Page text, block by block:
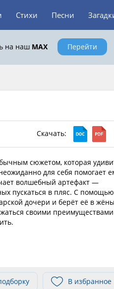
Стихи Песни
на наш MAX Перейти
Скачать:
сюжетом, которая
для себя помогает
волшебный артефакт —
пускаться в пляс. С помощью
дочери и берёт её в
своими
В избранное